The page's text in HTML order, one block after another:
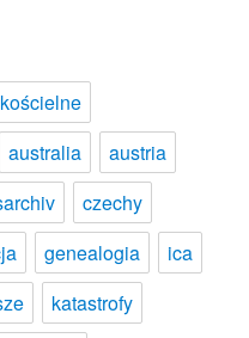
australia
austria
czechy
genealogia
ica
katastrofy